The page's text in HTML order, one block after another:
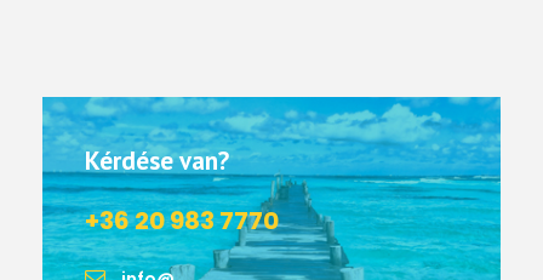
Kérdése van?
+36 20 983 7770